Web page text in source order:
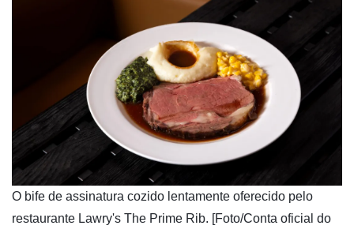
​O bife de assinatura cozido lentamente oferecido pelo
restaurante Lawry's The Prime Rib. [Foto/Conta oficial do